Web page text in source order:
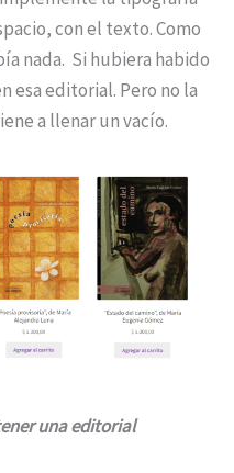
con el texto. Como
nada. Si hubiera habido
esa editorial. Pero no la
a llenar un vacío.
una editorial